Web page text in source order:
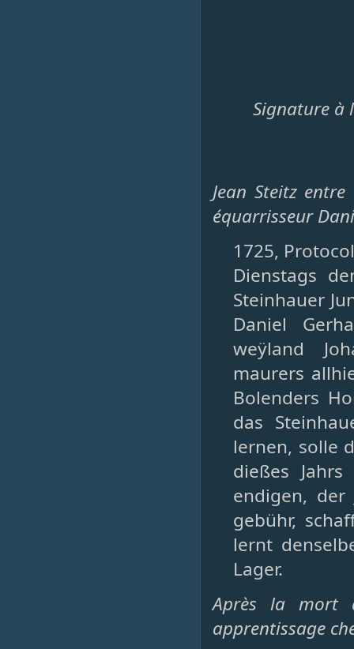
Signature à
Jean Steitz
équarrisseur
1725,
Dienstags
Steinhauer
Daniel
weÿland
maurers
Bolenders
das
lernen, solle
dießes
endigen,
gebühr,
lernt
Lager.
Après la mort
apprentissage